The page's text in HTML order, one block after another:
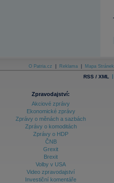
O Patria.cz Reklama Mapa Stránek
RSS / XML |
Zpravodajství:
Akciové zprávy
Ekonomické zprávy
Zprávy o měnách a sazbách
Zprávy o komoditách
Zprávy o HDP
ČNB
Grexit
Brexit
Volby v USA
Video zpravodajství
Investiční komentáře